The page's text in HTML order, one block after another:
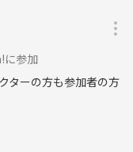
に参加
ターの方も参加者の方